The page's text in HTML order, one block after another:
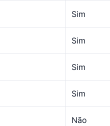
Sim
Sim
Sim
Sim
Não